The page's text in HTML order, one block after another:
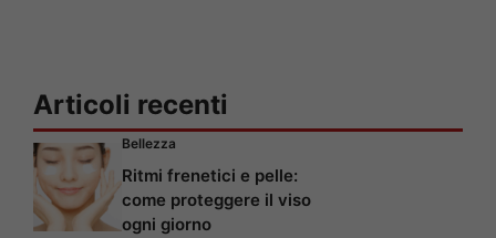
Articoli recenti
Bellezza
Ritmi frenetici e pelle:
come proteggere il viso
ogni giorno